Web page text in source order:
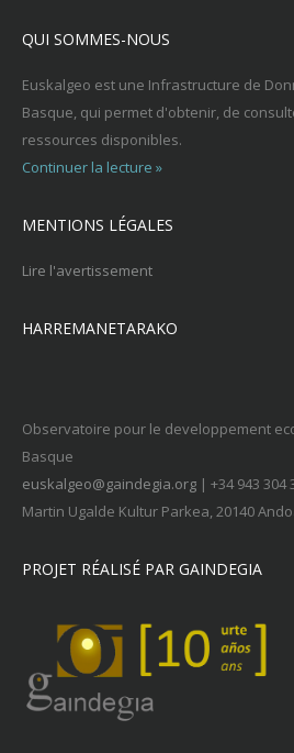
QUI SOMMES-NOUS
Euskalgeo est une Infrastructure de
Basque, qui permet d'obtenir, de
ressources disponibles.
Continuer la lecture »
MENTIONS LÉGALES
Lire l'avertissement
HARREMANETARAKO
Observatoire pour le developpement
Basque
euskalgeo@gaindegia.org | +34 943 304
Martin Ugalde Kultur Parkea, 20140
PROJET RÉALISÉ PAR GAINDEGIA